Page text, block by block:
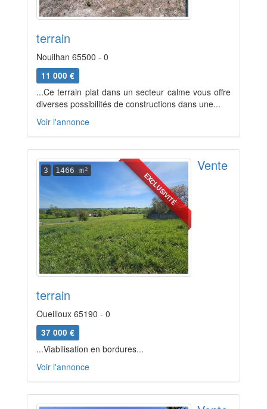
terrain
Nouilhan 65500 - 0
11 000 €
...Ce terrain plat dans un secteur calme vous offre
diverses possibilités de constructions dans une...
Voir l'annonce
EXCLUSIVITÉ
3 1466 m² Vente
terrain
Oueilloux 65190 - 0
37 000 €
...Viabilisation en bordures...
Voir l'annonce